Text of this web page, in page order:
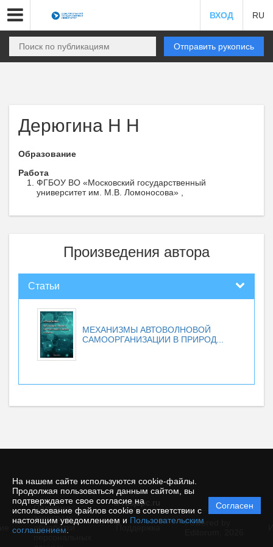
На нашем сайте используются cookie-файлы.
Продолжая пользоваться данным сайтом, вы
подтверждаете свое согласие на
использование файлов cookie в соответствии с
настоящим уведомлением и Пользовательским
соглашением
Согласен
ВХОД RU
Отправить рукопись
Дерюгина Н Н
Образование
Работа
ФГБОУ ВО «Московский государственный
университет им. М.В. Ломоносова» ,
Произведения автора
Статьи
МЕХАНИЗМЫ АВТОВОЛНОВОЙ
САМООРГАНИЗАЦИИ В ПРИРОД...
© rusjbpc.ru
Политика
защиты и
обработки
Powered by